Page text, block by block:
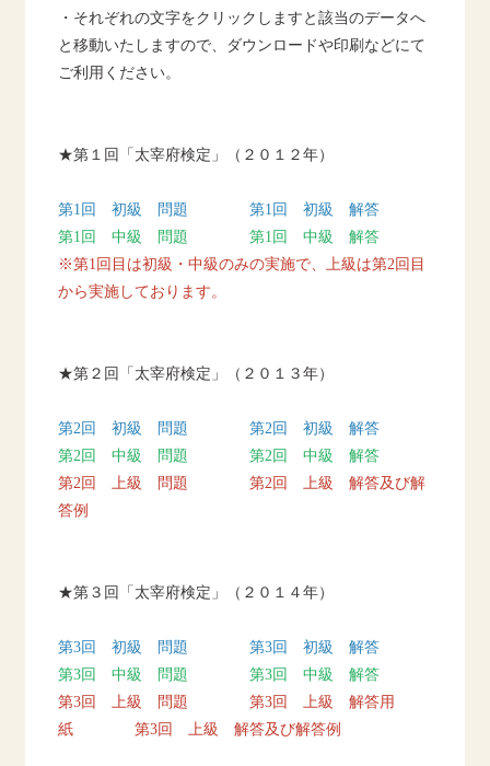
・それぞれの文字をクリックしますと該当のデータへ
と移動いたしますので、ダウンロードや印刷などにて
ご利用ください。
★第１回「太宰府検定」（２０１２年）
第1回 初級 問題
第1回 初級 解答
第1回 中級 問題
第1回 中級 解答
※第1回目は初級・中級のみの実施で、上級は第2回目
から実施しております。
★第２回「太宰府検定」（２０１３年）
第2回 初級 問題
第2回 初級 解答
第2回 中級 問題
第2回 中級 解答
第2回 上級 問題
第2回 上級 解答及び解
答例
★第３回「太宰府検定」（２０１４年）
第3回 初級 問題
第3回 初級 解答
第3回 中級 問題
第3回 中級 解答
第3回 上級 問題
第3回 上級 解答用
紙
第3回 上級 解答及び解答例